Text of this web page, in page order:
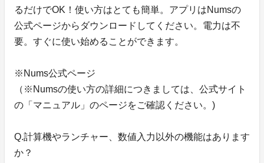
るだけでOK！使い方はとても簡単。アプリはNumsの
公式ページからダウンロードしてください。電力は不
要。すぐに使い始めることができます。
※Nums公式ページ
（※Numsの使い方の詳細につきましては、公式サイト
の「マニュアル」のページをご確認ください。)
Q.計算機やランチャー、数値入力以外の機能はあります
か？